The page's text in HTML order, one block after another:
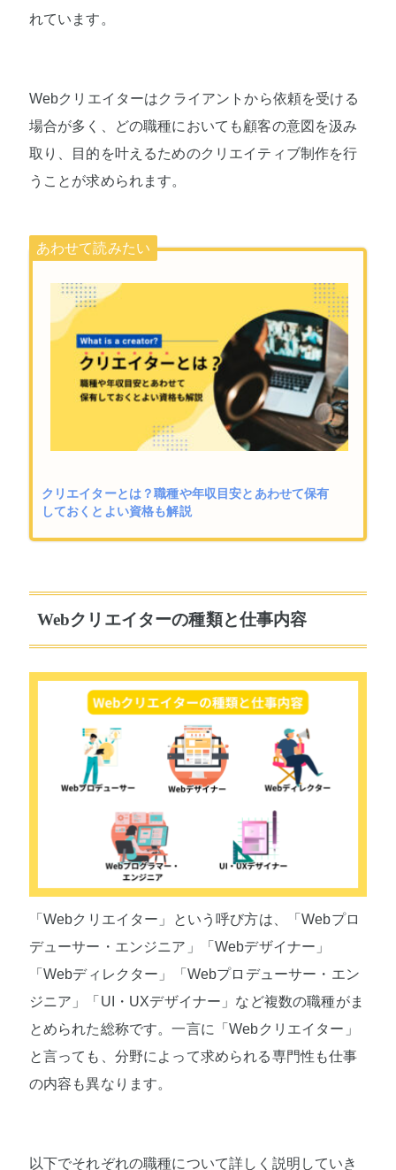
れています。
Webクリエイターはクライアントから依頼を受ける
場合が多く、どの職種においても顧客の意図を汲み
取り、目的を叶えるためのクリエイティブ制作を行
うことが求められます。
クリエイターとは？職種や年収目安とあわせて保有
しておくとよい資格も解説
Webクリエイターの種類と仕事内容
「Webクリエイター」という呼び方は、「Webプロ
デューサー・エンジニア」「Webデザイナー」
「Webディレクター」「Webプロデューサー・エン
ジニア」「UI・UXデザイナー」など複数の職種がま
とめられた総称です。一言に「Webクリエイター」
と言っても、分野によって求められる専門性も仕事
の内容も異なります。
以下でそれぞれの職種について詳しく説明していき